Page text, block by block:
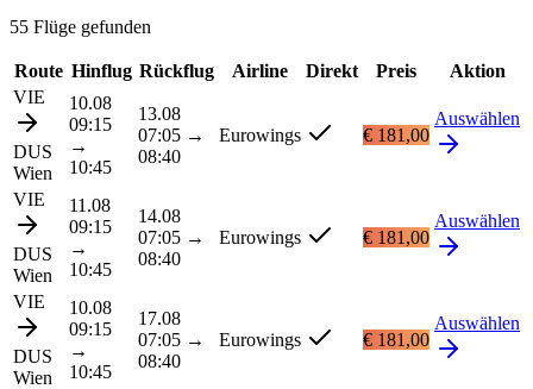
55 Flüge gefunden
Route Hinflug Rückflug Airline Direkt Preis
Aktion
VIE
DUS
Wien
10.08
09:15
→
10:45
13.08
07:05 →
08:40
Eurowings € 181,00
Auswählen
VIE
DUS
Wien
11.08
09:15
→
10:45
14.08
07:05 →
08:40
Eurowings € 181,00
Auswählen
VIE
DUS
Wien
10.08
09:15
→
10:45
17.08
07:05 →
08:40
Eurowings € 181,00
Auswählen